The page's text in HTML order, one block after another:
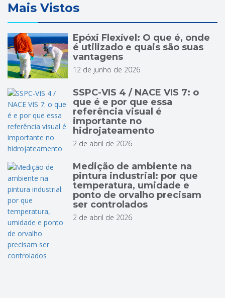
Mais Vistos
Epóxi Flexível: O que é, onde
é utilizado e quais são suas
vantagens
12 de junho de 2026
SSPC-VIS 4 / NACE VIS 7: o
que é e por que essa
referência visual é
importante no
hidrojateamento
2 de abril de 2026
Medição de ambiente na
pintura industrial: por que
temperatura, umidade e
ponto de orvalho precisam
ser controlados
2 de abril de 2026